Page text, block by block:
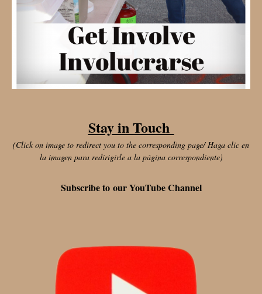
Stay in Touch
(Click on image to redirect you to the corresponding page/ Haga clic en
la imagen para redirigirle a la página correspondiente)
Subscribe to our YouTube Channel